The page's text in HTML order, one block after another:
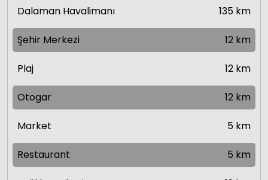
Dalaman Havalimanı 135 km
Şehir Merkezi 12 km
Plaj 12 km
Otogar 12 km
Market 5 km
Restaurant 5 km